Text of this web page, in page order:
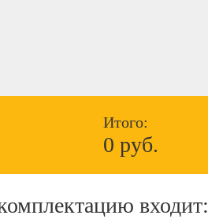
Итого:
0 руб.
входит: